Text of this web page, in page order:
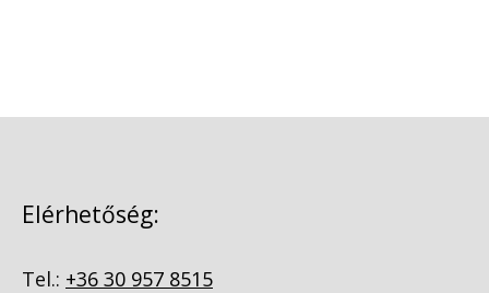
Elérhetőség:
Tel.: +36 30 957 8515